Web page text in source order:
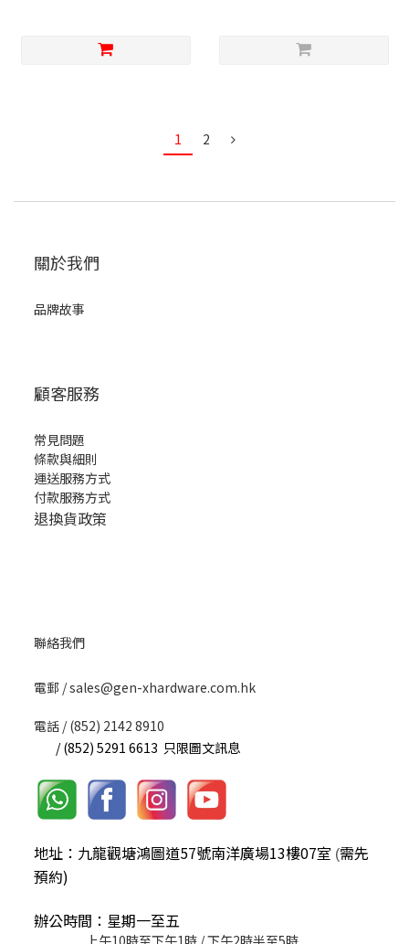
1 2
關於我們
品牌故事
顧客服務
常見問題
條款與細則
運送服務方式
付款服務方式
退換貨政策
聯絡我們
​電郵 / sales@gen-xhardware.com.hk
電話 / (852) 2142 8910
/ (852) 5291 6613 只限圖文訊息
地址：九龍觀塘鴻圖道57號南洋廣場13樓07室 (需先
預約)
辦公時間：星期一至五